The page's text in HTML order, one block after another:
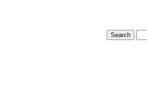
Search